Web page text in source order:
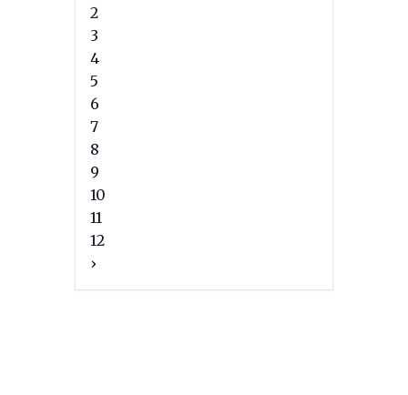
2
3
4
5
6
7
8
9
10
11
12
›